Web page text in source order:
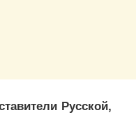
Русской,